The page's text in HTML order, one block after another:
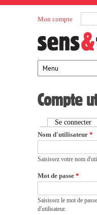
Mon compte
maison
d’édition
française
Compte
Onglets
Se connecter
Nom d'utilisateur *
Saisissez votre nom
Mot de passe *
Saisissez le mot de
d'utilisateur.